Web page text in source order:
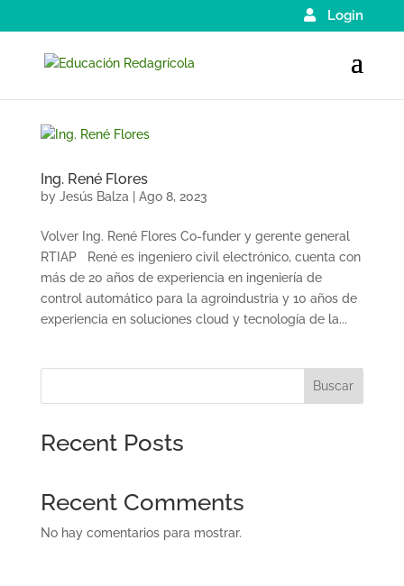
Login
Ing. René Flores
by Jesús Balza Ago 8, 2023
Volver Ing. René Flores Co-funder y gerente general
RTIAP René es ingeniero civil electrónico, cuenta con
más de 20 años de experiencia en ingeniería de
control automático para la agroindustria y 10 años de
experiencia en soluciones cloud y tecnología de la...
Buscar
Recent Posts
Recent Comments
No hay comentarios para mostrar.